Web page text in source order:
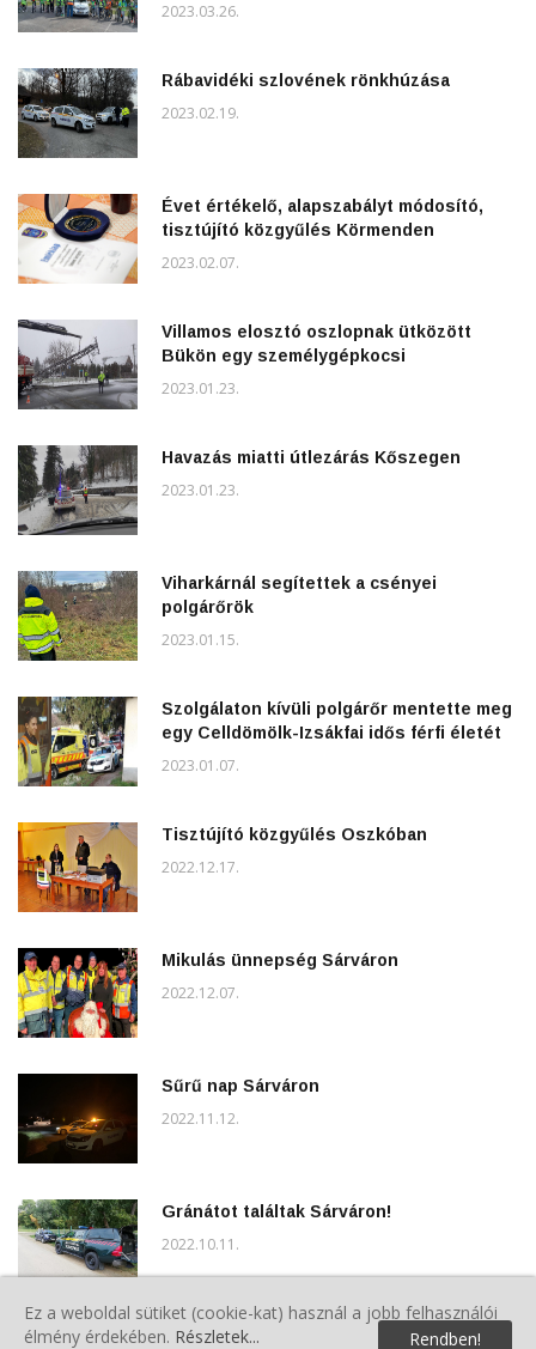
2023.03.26.
Rábavidéki szlovének rönkhúzása
2023.02.19.
Évet értékelő, alapszabályt módosító,
tisztújító közgyűlés Körmenden
2023.02.07.
Villamos elosztó oszlopnak ütközött
Bükön egy személygépkocsi
2023.01.23.
Havazás miatti útlezárás Kőszegen
2023.01.23.
Viharkárnál segítettek a csényei
polgárőrök
2023.01.15.
Szolgálaton kívüli polgárőr mentette meg
egy Celldömölk-Izsákfai idős férfi életét
2023.01.07.
Tisztújító közgyűlés Oszkóban
2022.12.17.
Mikulás ünnepség Sárváron
2022.12.07.
Sűrű nap Sárváron
2022.11.12.
Gránátot találtak Sárváron!
2022.10.11.
Szebb környezetért szemétgyűjtési akció
Ez a weboldal sütiket (cookie-kat) használ a jobb felhasználói
élmény érdekében. Részletek... Rendben!